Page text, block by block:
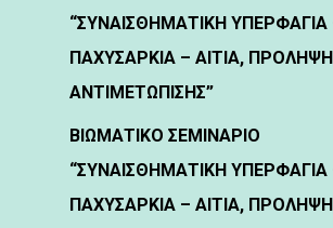
“ΣΥΝΑΙΣΘΗΜΑΤΙΚΗ ΥΠΕΡΦΑΓΙΑ
ΠΑΧΥΣΑΡΚΙΑ – ΑΙΤΙΑ,
ΑΝΤΙΜΕΤΩΠΙΣΗΣ”
ΒΙΩΜΑΤΙΚΟ ΣΕΜΙΝΑΡΙΟ
“ΣΥΝΑΙΣΘΗΜΑΤΙΚΗ ΥΠΕΡΦΑΓΙΑ
ΠΑΧΥΣΑΡΚΙΑ – ΑΙΤΙΑ,